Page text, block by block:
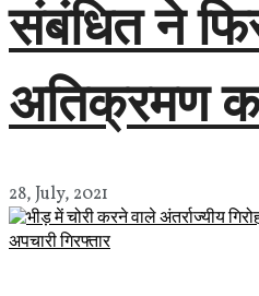
संबंधित ने
अतिक्रमण
28, July, 2021